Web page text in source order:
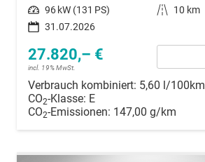
Leistung 96 kW (131 PS) Kilometerstand
10 km
31.07.2026
27.820,– €
incl. 19% MwSt.
Verbrauch kombiniert: 5,60 l/100km
CO2-Klasse: E
CO2-Emissionen: 147,00 g/km